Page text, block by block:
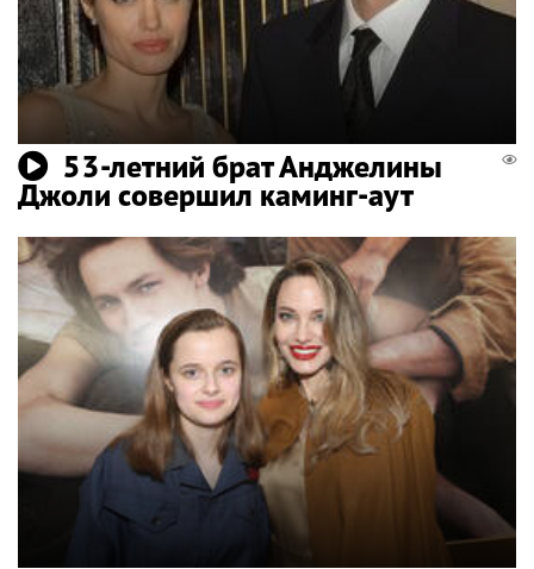
53-летний брат Анджелины
Джоли совершил каминг-аут